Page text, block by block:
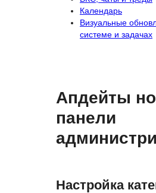
Календарь
Визуальные
системе и задачах
Апдейты
панели
Настройка